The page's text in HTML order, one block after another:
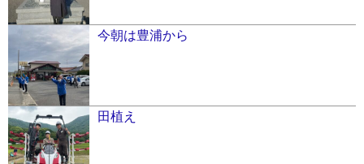
今朝は豊浦から
田植え